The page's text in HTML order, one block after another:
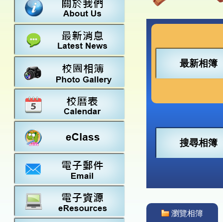
行政架構
學校設施
常識
22-23得獎
20-21得獎